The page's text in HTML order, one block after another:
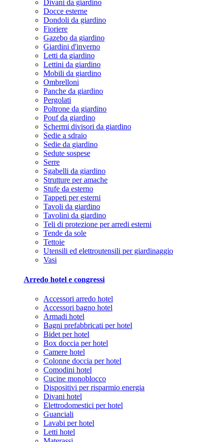
Divani da giardino
Docce esterne
Dondoli da giardino
Fioriere
Gazebo da giardino
Giardini d'inverno
Letti da giardino
Lettini da giardino
Mobili da giardino
Ombrelloni
Panche da giardino
Pergolati
Poltrone da giardino
Pouf da giardino
Schermi divisori da giardino
Sedie a sdraio
Sedie da giardino
Sedute sospese
Serre
Sgabelli da giardino
Strutture per amache
Stufe da esterno
Tappeti per esterni
Tavoli da giardino
Tavolini da giardino
Teli di protezione per arredi esterni
Tende da sole
Tettoie
Utensili ed elettroutensili per giardinaggio
Vasi
Arredo hotel e congressi
Accessori arredo hotel
Accessori bagno hotel
Armadi hotel
Bagni prefabbricati per hotel
Bidet per hotel
Box doccia per hotel
Camere hotel
Colonne doccia per hotel
Comodini hotel
Cucine monoblocco
Dispositivi per risparmio energia
Divani hotel
Elettrodomestici per hotel
Guanciali
Lavabi per hotel
Letti hotel